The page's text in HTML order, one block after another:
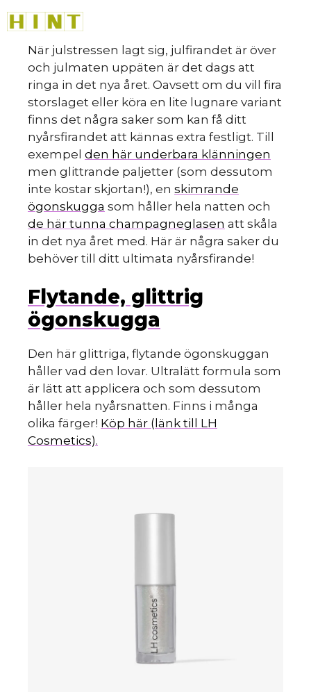
till
innehåll
När julstressen lagt sig, julfirandet är över
och julmaten uppäten är det dags att
ringa in det nya året. Oavsett om du vill fira
storslaget eller köra en lite lugnare variant
finns det några saker som kan få ditt
nyårsfirandet att kännas extra festligt. Till
exempel den här underbara klänningen
men glittrande paljetter (som dessutom
inte kostar skjortan!), en skimrande
ögonskugga som håller hela natten och
de här tunna champagneglasen att skåla
in det nya året med. Här är några saker du
behöver till ditt ultimata nyårsfirande!
Flytande, glittrig
ögonskugga
Den här glittriga, flytande ögonskuggan
håller vad den lovar. Ultralätt formula som
är lätt att applicera och som dessutom
håller hela nyårsnatten. Finns i många
olika färger! Köp här (länk till LH
Cosmetics).